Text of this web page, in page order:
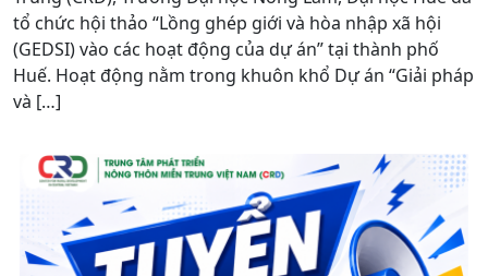
tổ chức hội thảo “Lồng ghép giới và hòa nhập xã hội
(GEDSI) vào các hoạt động của dự án” tại thành phố
Huế. Hoạt động nằm trong khuôn khổ Dự án “Giải pháp
và […]